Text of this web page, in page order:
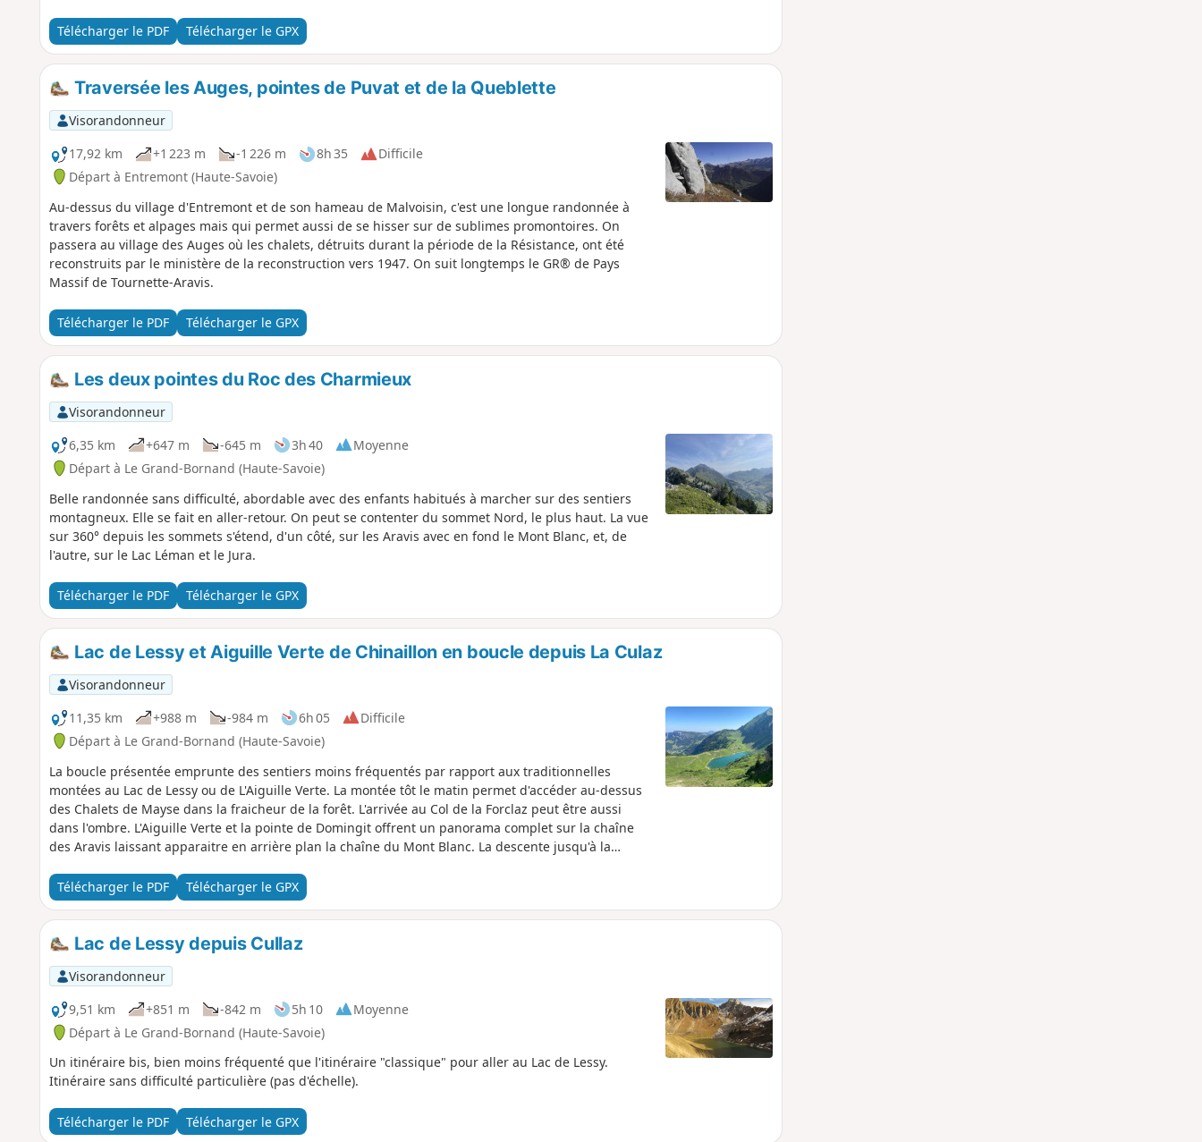
Télécharger le PDF Télécharger le GPX
Traversée les Auges, pointes de Puvat et de la Queblette
Visorandonneur
17,92 km
+1 223 m -1 226 m 8h 35
Difficile
Départ à Entremont (Haute-Savoie)
Au-dessus du village d'Entremont et de son hameau de Malvoisin, c'est une longue randonnée à
travers forêts et alpages mais qui permet aussi de se hisser sur de sublimes promontoires. On
passera au village des Auges où les chalets, détruits durant la période de la Résistance, ont été
reconstruits par le ministère de la reconstruction vers 1947. On suit longtemps le GR® de Pays
Massif de Tournette-Aravis.
Télécharger le PDF Télécharger le GPX
Les deux pointes du Roc des Charmieux
Visorandonneur
6,35 km
+647 m -645 m 3h 40
Moyenne
Départ à Le Grand-Bornand (Haute-Savoie)
Belle randonnée sans difficulté, abordable avec des enfants habitués à marcher sur des sentiers
montagneux. Elle se fait en aller-retour. On peut se contenter du sommet Nord, le plus haut. La vue
sur 360° depuis les sommets s'étend, d'un côté, sur les Aravis avec en fond le Mont Blanc, et, de
l'autre, sur le Lac Léman et le Jura.
Télécharger le PDF Télécharger le GPX
Lac de Lessy et Aiguille Verte de Chinaillon en boucle depuis La Culaz
Visorandonneur
11,35 km
+988 m -984 m 6h 05
Difficile
Départ à Le Grand-Bornand (Haute-Savoie)
La boucle présentée emprunte des sentiers moins fréquentés par rapport aux traditionnelles
montées au Lac de Lessy ou de L'Aiguille Verte. La montée tôt le matin permet d'accéder au-dessus
des Chalets de Mayse dans la fraicheur de la forêt. L'arrivée au Col de la Forclaz peut être aussi
dans l'ombre. L'Aiguille Verte et la pointe de Domingit offrent un panorama complet sur la chaîne
des Aravis laissant apparaitre en arrière plan la chaîne du Mont Blanc. La descente jusqu'à la
payer est une descente assez rude avant de revenir au point de départ.
Télécharger le PDF Télécharger le GPX
Lac de Lessy depuis Cullaz
Visorandonneur
9,51 km
+851 m -842 m 5h 10
Moyenne
Départ à Le Grand-Bornand (Haute-Savoie)
Un itinéraire bis, bien moins fréquenté que l'itinéraire "classique" pour aller au Lac de Lessy.
Itinéraire sans difficulté particulière (pas d'échelle).
Télécharger le PDF Télécharger le GPX